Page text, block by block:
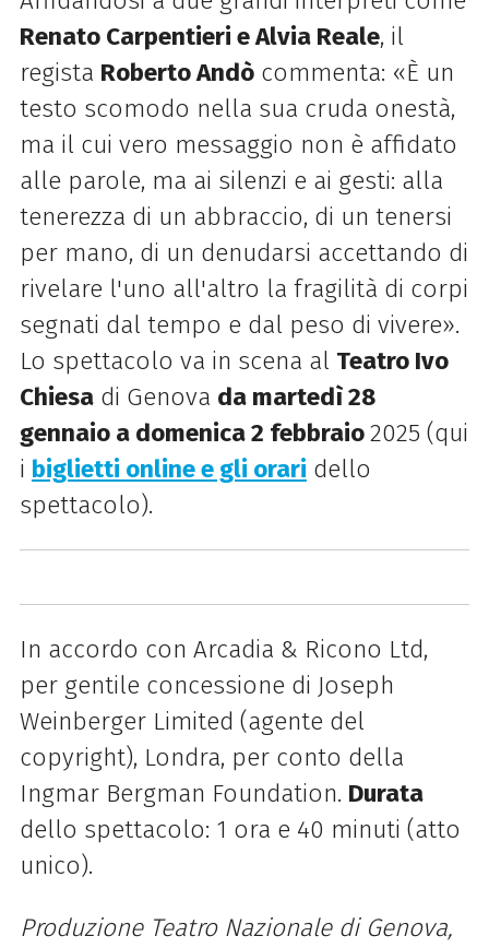
Renato Carpentieri e Alvia Reale, il
regista Roberto Andòcommenta: «È un
testo scomodo nella sua cruda onestà,
ma il cui vero messaggio non è affidato
alle parole, ma ai silenzi e ai gesti: alla
tenerezza di un abbraccio, di un tenersi
per mano, di un denudarsi accettando di
rivelare l'uno all'altro la fragilità di corpi
segnati dal tempo e dal peso di vivere».
Lo spettacolo va in scena al Teatro Ivo
Chiesadi Genova da martedì 28
gennaio a domenica 2 febbraio2025 (qui
i biglietti online e gli orari dello
spettacolo).
In accordo con Arcadia & Ricono Ltd,
per gentile concessione di Joseph
Weinberger Limited (agente del
copyright), Londra, per conto della
Ingmar Bergman Foundation. Durata
dello spettacolo: 1 ora e 40 minuti (atto
unico).
Produzione Teatro Nazionale di Genova,